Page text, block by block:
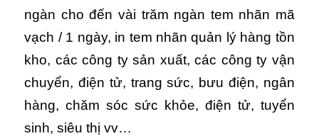
ngàn cho đến vài trăm ngàn tem nhãn mã
vạch / 1 ngày, in tem nhãn quản lý hàng tồn
kho, các công ty sản xuất, các công ty vận
chuyển, điện tử, trang sức, bưu điện, ngân
hàng, chăm sóc sức khỏe, điện tử, tuyển
sinh, siêu thị vv…